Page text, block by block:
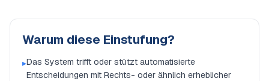
Warum diese Einstufung?
▸Das System trifft oder stützt automatisierte
Entscheidungen mit Rechts- oder ähnlich erheblicher